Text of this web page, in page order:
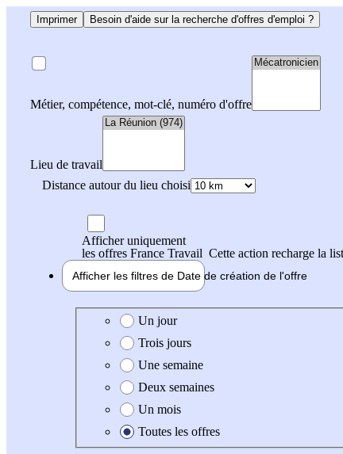
Imprimer Besoin d'aide sur la recherche d'offres d'emploi ?
Métier, compétence, mot-clé, numéro d'offre
Lieu de travail
Distance autour du lieu choisi
Afficher uniquement
les offres France Travail Cette action recharge la
Afficher les filtres de Date de création de l'offre
Date de création de l'offre
Un jour
Trois jours
Une semaine
Deux semaines
Un mois
Toutes les offres